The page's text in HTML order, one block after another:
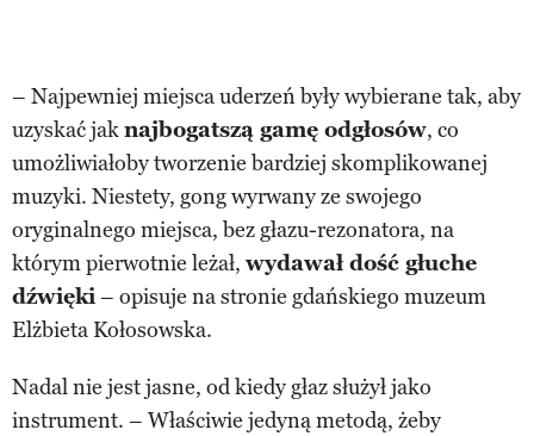
– Najpewniej miejsca uderzeń były wybierane tak, aby
uzyskać jaknajbogatszą gamę odgłosów, co
umożliwiałoby tworzenie bardziej skomplikowanej
muzyki. Niestety, gong wyrwany ze swojego
oryginalnego miejsca, bez głazu-rezonatora, na
którym pierwotnie leżał, wydawał dość głuche
dźwięki– opisuje na stronie gdańskiego muzeum
Elżbieta Kołosowska.
Nadal nie jest jasne, od kiedy głaz służył jako
instrument. – Właściwie jedyną metodą, żeby